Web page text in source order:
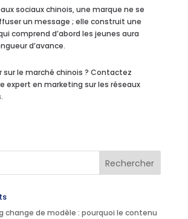
sociaux chinois, une marque ne se
un message ; elle construit une
comprend d’abord les jeunes aura
d’avance.
sur le marché chinois ? Contactez
expert en marketing sur les réseaux
change de modèle : pourquoi le contenu